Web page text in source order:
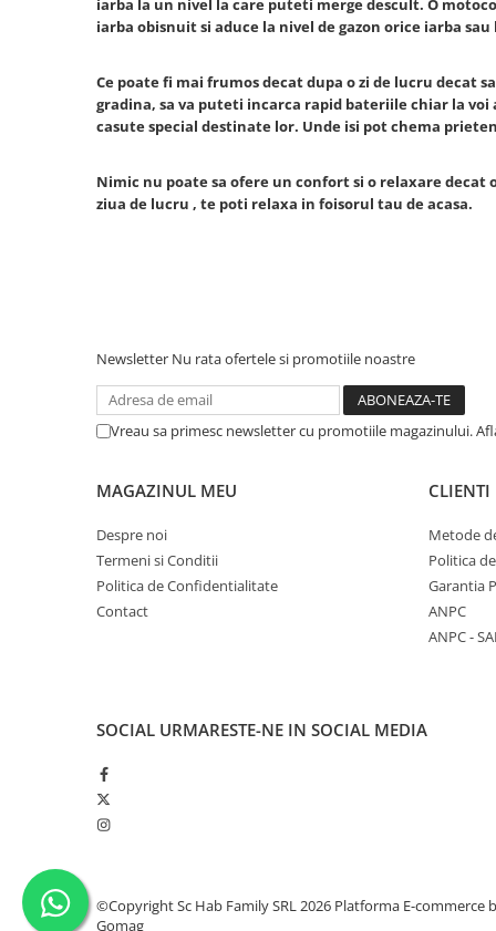
Hote decorative
Hote incorporabile
Hote insula
Hote traditionale
Masini de spalat rufe verticale
Uscatoare de rufe
Masini de spalat vase
Masini de spalat vase
Motoburghiu/Foreza pamant
Pachete Incorporabile
Pirostrii & Arzatoare
Semanatoare,Plantatoare
Sobe pe gaz & electrice
Aspiratoare
Suflante Frunze
iarba la un nivel la care puteti merge descult. O
iarba obisnuit si aduce la nivel de gazon orice iarba
Ce poate fi mai frumos decat dupa o zi de lucru decat
gradina, sa va puteti incarca rapid bateriile chiar la
casute special destinate lor. Unde isi pot chema
Nimic nu poate sa ofere un confort si o relaxare
ziua de lucru , te poti relaxa in foisorul tau de acasa.
Newsletter Nu rata ofertele si promotiile noastre
Vreau sa primesc newsletter cu promotiile magazinului.
MAGAZINUL MEU
Despre noi
Termeni si Conditii
Politica de Confidentialitate
Contact
CLIENTI
Metode
Politica
Garantia
ANPC
ANPC -
SOCIAL URMARESTE-NE IN SOCIAL MEDIA
©Copyright Sc Hab Family SRL 2026 Platforma E-commerce
Gomag